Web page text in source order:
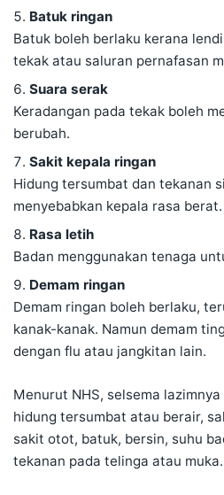
Batuk ringan
Batuk boleh berlaku kerana
tekak atau saluran pernafasan
Suara serak
Keradangan pada tekak boleh
berubah.
Sakit kepala ringan
Hidung tersumbat dan tekanan
menyebabkan kepala rasa berat.
Rasa letih
Badan menggunakan tenaga
Demam ringan
Demam ringan boleh berlaku,
kanak-kanak. Namun demam
dengan flu atau jangkitan lain.
Menurut NHS, selsema
hidung tersumbat atau berair,
sakit otot, batuk, bersin, suhu
tekanan pada telinga atau muka.